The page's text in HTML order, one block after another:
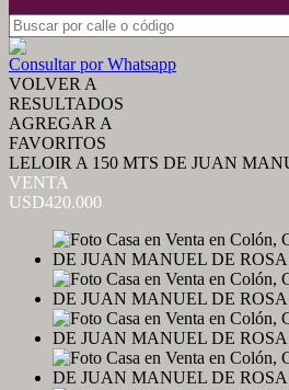
Consultar por Whatsapp
VOLVER A
RESULTADOS
AGREGAR A
FAVORITOS
LELOIR A 150 MTS DE JUAN
VENTA
USD420.000